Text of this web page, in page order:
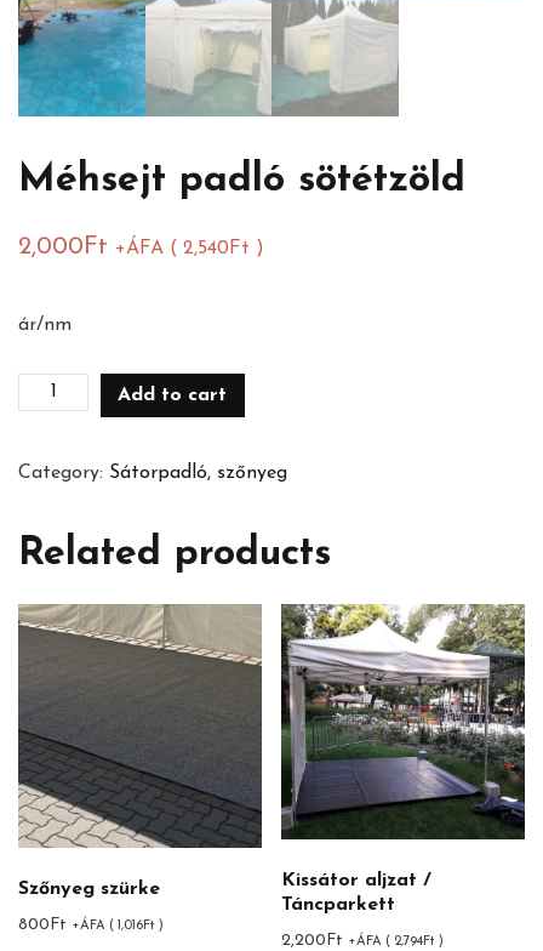
Méhsejt padló sötétzöld
2,000Ft +ÁFA ( 2,540Ft )
ár/nm
Méhsejt
Add to cart
Category: Sátorpadló, szőnyeg
Related products
Szőnyeg szürke
800 Ft +ÁFA ( 1,016Ft )
Kissátor aljzat /
Táncparkett
2,200 Ft +ÁFA ( 2,794Ft )